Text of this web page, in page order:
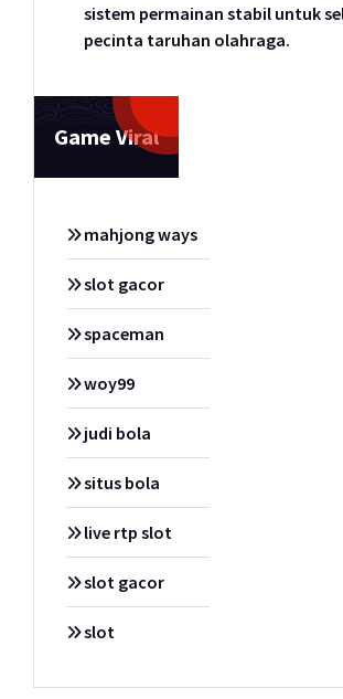
sistem permainan stabil untuk
pecinta taruhan olahraga.
Game Viral
mahjong ways
slot gacor
spaceman
woy99
judi bola
situs bola
live rtp slot
slot gacor
slot